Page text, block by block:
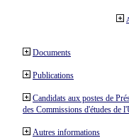
Documents
Publications
Candidats aux postes de
des Commissions d'études de
Autres informations